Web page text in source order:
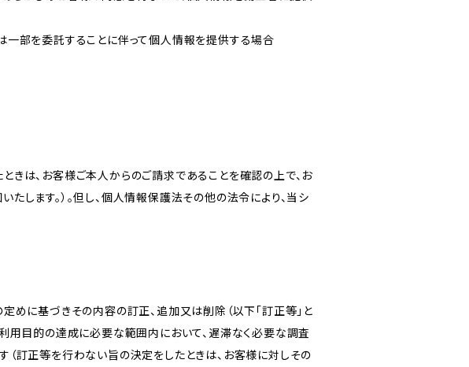
一部を委託することに伴って個人情報を提供する場合
きは、お客様ご本人からのご請求であることを確認の上で、お
します。）。但し、個人情報保護法その他の法令により、当シ
めに基づきその内容の訂正、追加又は削除（以下「訂正等」と
用目的の達成に必要な範囲内において、遅滞なく必要な調査
訂正等を行わない旨の決定をしたときは、お客様に対しその